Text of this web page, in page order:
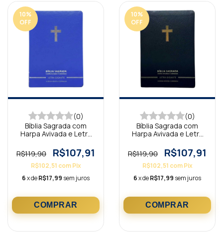
10%
OFF
(0)
Bíblia Sagrada com
Harpa Avivada e Letra
Cruz Azul
R$119,90 R$107,91
R$102,51 com Pix
6x deR$17,99 sem juros
10%
OFF
(0)
Bíblia Sagrada com
Harpa Avivada e Letra
Cruz Preta
R$119,90 R$107,91
R$102,51 com Pix
6x deR$17,99 sem juros